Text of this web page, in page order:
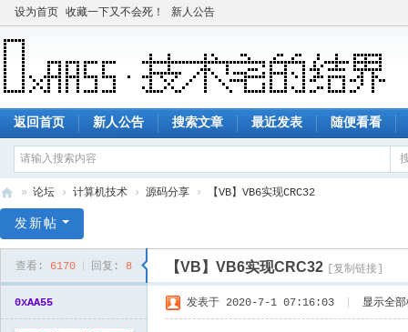
设为首页 收藏一下又不会死！ 新人公告
返回首页 新人公告 搜索文章 最近发表 随便看看
术
» 论坛 › 计算机技术 › 源码分享 › 【VB】VB6实现CRC32
发新帖
查看: 6170 回复: 8 【VB】VB6实现CRC32 [复制链接]
0xAA55 发表于 2020-7-1 07:16:03 显示全